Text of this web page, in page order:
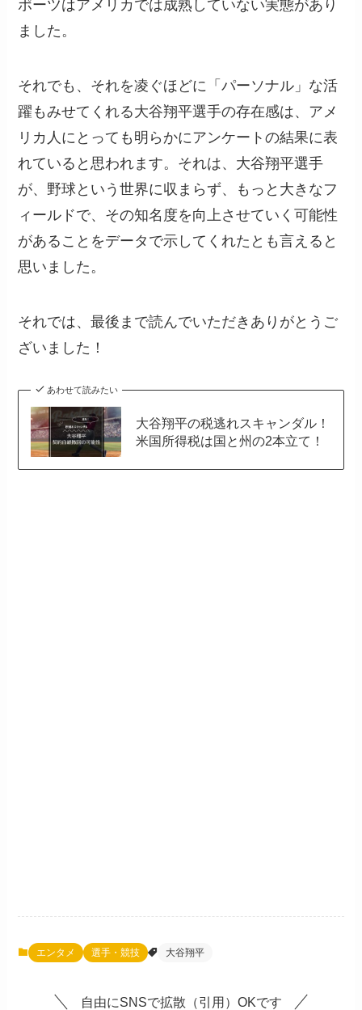
ポーツはアメリカでは成熟していない実態があり
ました。
それでも、それを凌ぐほどに「パーソナル」な活
躍もみせてくれる大谷翔平選手の存在感は、アメ
リカ人にとっても明らかにアンケートの結果に表
れていると思われます。それは、大谷翔平選手
が、野球という世界に収まらず、もっと大きなフ
ィールドで、その知名度を向上させていく可能性
があることをデータで示してくれたとも言えると
思いました。
それでは、最後まで読んでいただきありがとうご
ざいました！
あわせて読みたい
大谷翔平の税逃れスキャンダル！
米国所得税は国と州の2本立て！
エンタメ 選手・競技 大谷翔平
自由にSNSで拡散（引用）OKです